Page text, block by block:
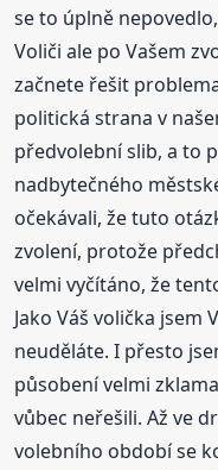
se to úplně
Voliči ale po Vašem
začnete řešit
politická strana v
předvolební slib, a to
nadbytečného
očekávali, že tuto
zvolení, protože
velmi vyčítáno, že
Jako Váš volička jsem
neuděláte. I přesto
působení velmi
vůbec neřešili. Až ve
volebního období se